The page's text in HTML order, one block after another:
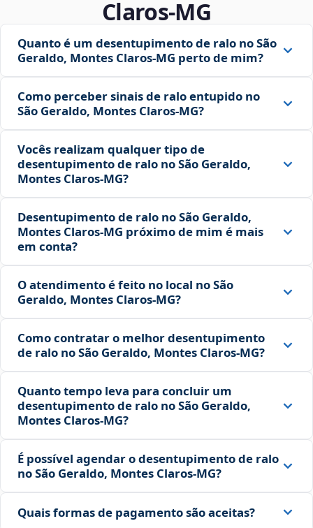
Claros‑MG
Quanto é um desentupimento de ralo no São
Geraldo, Montes Claros‑MG perto de mim?
Como perceber sinais de ralo entupido no
São Geraldo, Montes Claros‑MG?
Vocês realizam qualquer tipo de
desentupimento de ralo no São Geraldo,
Montes Claros‑MG?
Desentupimento de ralo no São Geraldo,
Montes Claros‑MG próximo de mim é mais
em conta?
O atendimento é feito no local no São
Geraldo, Montes Claros‑MG?
Como contratar o melhor desentupimento
de ralo no São Geraldo, Montes Claros‑MG?
Quanto tempo leva para concluir um
desentupimento de ralo no São Geraldo,
Montes Claros‑MG?
É possível agendar o desentupimento de ralo
no São Geraldo, Montes Claros‑MG?
Quais formas de pagamento são aceitas?